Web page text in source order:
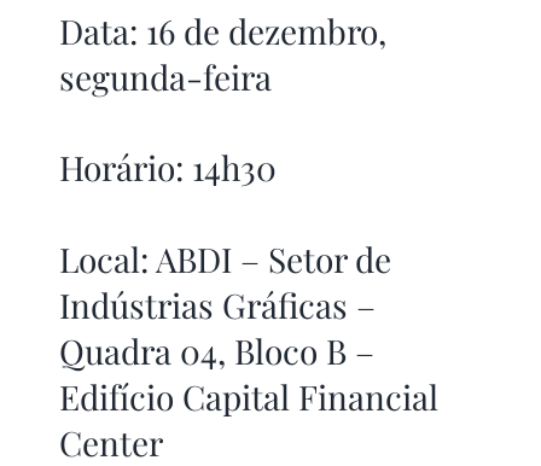
Data: 16 de dezembro,
segunda-feira
Horário: 14h30
Local: ABDI – Setor de
Indústrias Gráficas –
Quadra 04, Bloco B –
Edifício Capital Financial
Center